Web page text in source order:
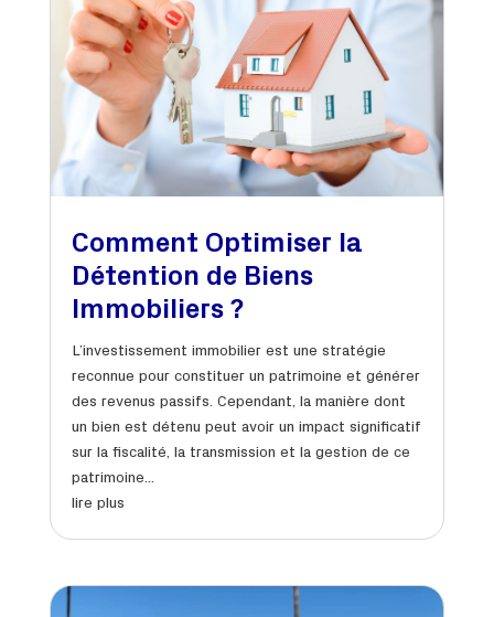
Comment Optimiser la
Détention de Biens
Immobiliers ?
L’investissement immobilier est une stratégie
reconnue pour constituer un patrimoine et générer
des revenus passifs. Cependant, la manière dont
un bien est détenu peut avoir un impact significatif
sur la fiscalité, la transmission et la gestion de ce
patrimoine...
lire plus